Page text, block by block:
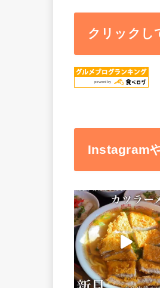
クリックし
Instagram